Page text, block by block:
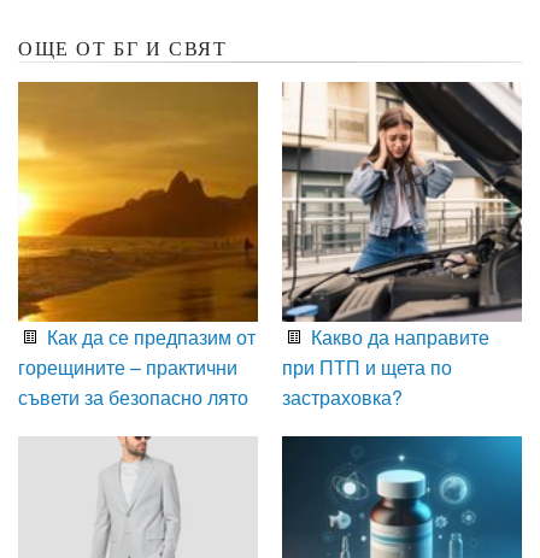
ОЩЕ ОТ БГ И СВЯТ
Как да се предпазим от
горещините – практични
съвети за безопасно лято
Какво да направите
при ПТП и щета по
застраховка?